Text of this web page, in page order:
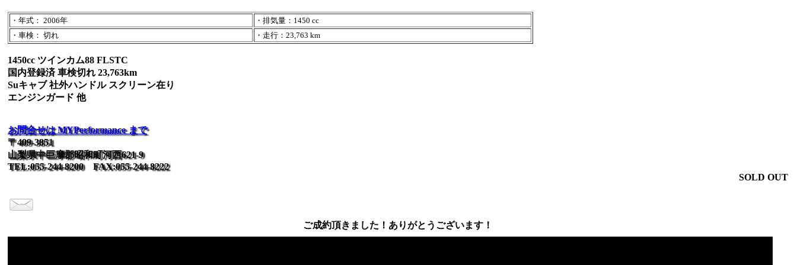
・年式： 2006年
・排気量：1450 cc
・車検： 切れ
・走行：23,763 km
1450cc ツインカム88 FLSTC
国内登録済 車検切れ 23,763km
Suキャブ 社外ハンドル スクリーン在り
エンジンガード 他
お問合せは MYPerformance まで
〒409-3851
山梨県中巨摩郡昭和町河西621-9
TEL:055-244-8200 FAX:055-244-8222
SOLD OUT
ご成約頂きました！ありがとうございます！